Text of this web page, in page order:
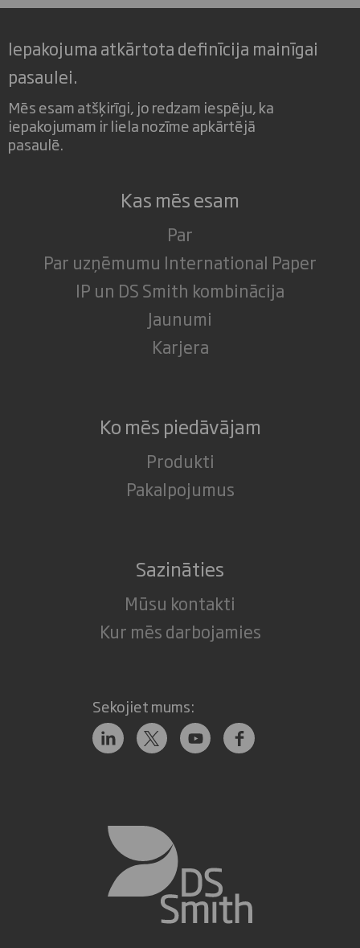
Iepakojuma atkārtota definīcija mainīgai
pasaulei.
Mēs esam atšķirīgi, jo redzam iespēju, ka
iepakojumam ir liela nozīme apkārtējā
pasaulē.
Kas mēs esam
Par
Par uzņēmumu International Paper
IP un DS Smith kombinācija
Jaunumi
Karjera
Ko mēs piedāvājam
Produkti
Pakalpojumus
Sazināties
Mūsu kontakti
Kur mēs darbojamies
Sekojiet mums: